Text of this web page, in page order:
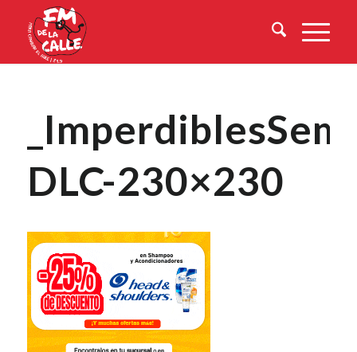
DLC-230×230